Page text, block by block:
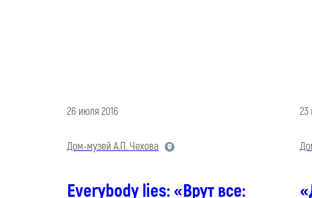
26 июля 2016
Дом-музей А.П. Чехова
Everybody lies: «Врут все:
23